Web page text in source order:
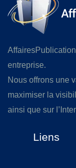
entreprise.
Nous offrons une
maximiser la
ainsi que sur
Liens